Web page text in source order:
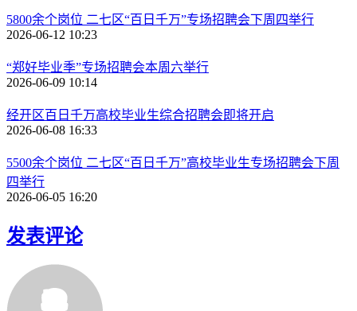
5800余个岗位 二七区“百日千万”专场招聘会下周四举行
2026-06-12 10:23
“郑好毕业季”专场招聘会本周六举行
2026-06-09 10:14
经开区百日千万高校毕业生综合招聘会即将开启
2026-06-08 16:33
5500余个岗位 二七区“百日千万”高校毕业生专场招聘会下周
四举行
2026-06-05 16:20
发表评论